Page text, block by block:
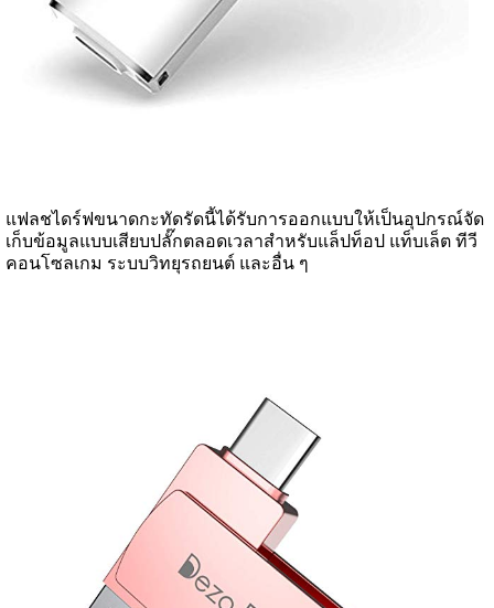
แฟลชไดร์ฟขนาดกะทัดรัดนี้ได้รับการออกแบบให้เป็นอุปกรณ์จัด
เก็บข้อมูลแบบเสียบปลั๊กตลอดเวลาสำหรับแล็ปท็อป แท็บเล็ต ทีวี
คอนโซลเกม ระบบวิทยุรถยนต์ และอื่น ๆ